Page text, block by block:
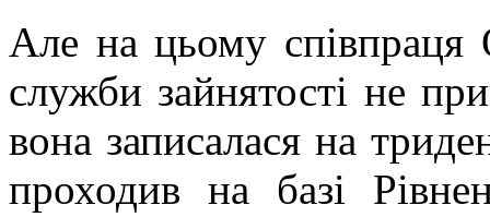
Але на цьому співпраця
служби зайнятості не
вона записалася на
проходив на базі